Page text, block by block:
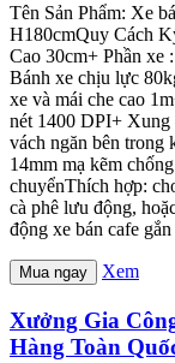
Tên Sản Phẩm: Xe
H180cmQuy Cách
Cao 30cm+ Phần xe
Bánh xe chịu lực
xe và mái che cao
nét 1400 DPI+ Xung
vách ngăn bên
14mm mạ kẽm
chuyểnThích hợp:
cà phê lưu động,
động xe bán cafe gắn
Mua ngay Xem
Xưởng Gia
Hàng Toàn